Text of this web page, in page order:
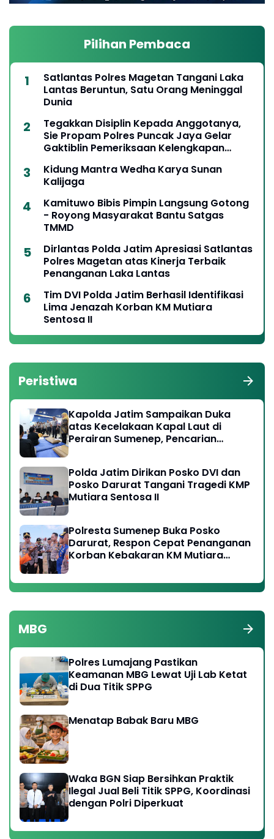
Pilihan Pembaca
Satlantas Polres Magetan Tangani Laka
Lantas Beruntun, Satu Orang Meninggal
Dunia
Tegakkan Disiplin Kepada Anggotanya,
Sie Propam Polres Puncak Jaya Gelar
Gaktiblin Pemeriksaan Kelengkapan
Kidung Mantra Wedha Karya Sunan
Kalijaga
Kamituwo Bibis Pimpin Langsung Gotong
- Royong Masyarakat Bantu Satgas
TMMD
Dirlantas Polda Jatim Apresiasi Satlantas
Polres Magetan atas Kinerja Terbaik
Penanganan Laka Lantas
Tim DVI Polda Jatim Berhasil Identifikasi
Lima Jenazah Korban KM Mutiara
Sentosa II
Peristiwa
Kapolda Jatim Sampaikan Duka
atas Kecelakaan Kapal Laut di
Perairan Sumenep, Pencarian
Polda Jatim Dirikan Posko DVI dan
Posko Darurat Tangani Tragedi KMP
Mutiara Sentosa II
Polresta Sumenep Buka Posko
Darurat, Respon Cepat Penanganan
Korban Kebakaran KM Mutiara
MBG
Polres Lumajang Pastikan
Keamanan MBG Lewat Uji Lab Ketat
di Dua Titik SPPG
Menatap Babak Baru MBG
Waka BGN Siap Bersihkan Praktik
Ilegal Jual Beli Titik SPPG, Koordinasi
dengan Polri Diperkuat